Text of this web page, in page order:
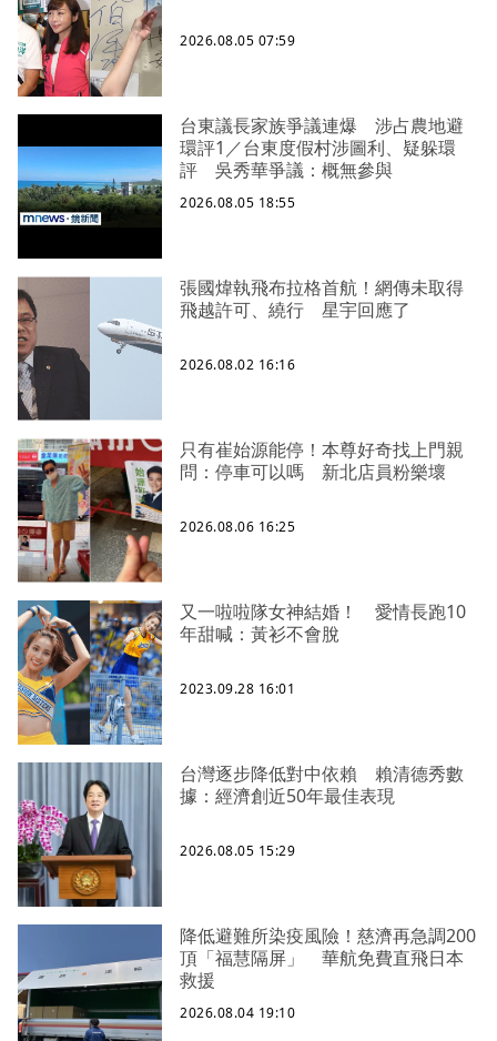
2026.08.05 07:59
台東議長家族爭議連爆 涉占農地避
環評1／台東度假村涉圖利、疑躲環
評 吳秀華爭議：概無參與
2026.08.05 18:55
張國煒執飛布拉格首航！網傳未取得
飛越許可、繞行 星宇回應了
2026.08.02 16:16
只有崔始源能停！本尊好奇找上門親
問：停車可以嗎 新北店員粉樂壞
2026.08.06 16:25
又一啦啦隊女神結婚！ 愛情長跑10
年甜喊：黃衫不會脫
2023.09.28 16:01
台灣逐步降低對中依賴 賴清德秀數
據：經濟創近50年最佳表現
2026.08.05 15:29
降低避難所染疫風險！慈濟再急調200
頂「福慧隔屏」 華航免費直飛日本
救援
2026.08.04 19:10